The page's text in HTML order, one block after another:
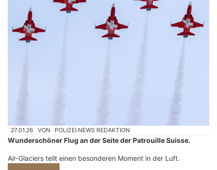
27.01.26 VON POLIZEI.NEWS REDAKTION
Wunderschöner Flug an der Seite der Patrouille Suisse.
Air-Glaciers teilt einen besonderen Moment in der Luft.